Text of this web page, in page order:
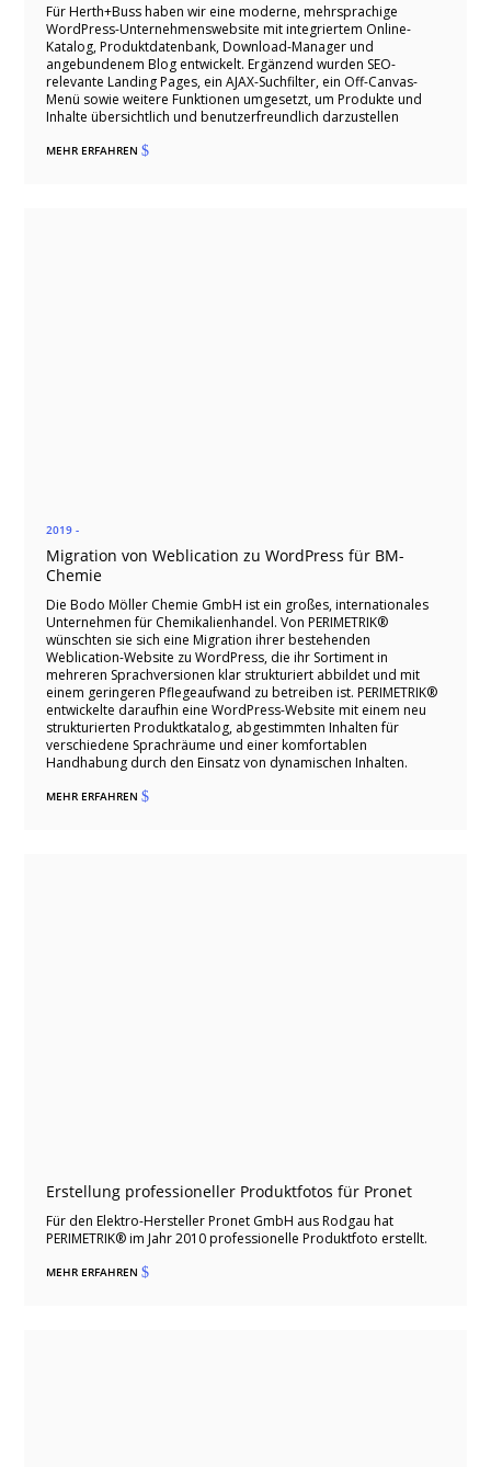
Für Herth+Buss haben wir eine moderne, mehrsprachige
WordPress-Unternehmenswebsite mit integriertem Online-
Katalog, Produktdatenbank, Download-Manager und
angebundenem Blog entwickelt. Ergänzend wurden SEO-
relevante Landing Pages, ein AJAX-Suchfilter, ein Off-Canvas-
Menü sowie weitere Funktionen umgesetzt, um Produkte und
Inhalte übersichtlich und benutzerfreundlich darzustellen
MEHR ERFAHREN$
2019 -
Migration von Weblication zu WordPress für BM-
Chemie
Die Bodo Möller Chemie GmbH ist ein großes, internationales
Unternehmen für Chemikalienhandel. Von PERIMETRIK®
wünschten sie sich eine Migration ihrer bestehenden
Weblication-Website zu WordPress, die ihr Sortiment in
mehreren Sprachversionen klar strukturiert abbildet und mit
einem geringeren Pflegeaufwand zu betreiben ist. PERIMETRIK®
entwickelte daraufhin eine WordPress-Website mit einem neu
strukturierten Produktkatalog, abgestimmten Inhalten für
verschiedene Sprachräume und einer komfortablen
Handhabung durch den Einsatz von dynamischen Inhalten.
MEHR ERFAHREN$
Erstellung professioneller Produktfotos für Pronet
Für den Elektro-Hersteller Pronet GmbH aus Rodgau hat
PERIMETRIK® im Jahr 2010 professionelle Produktfoto erstellt.
MEHR ERFAHREN$